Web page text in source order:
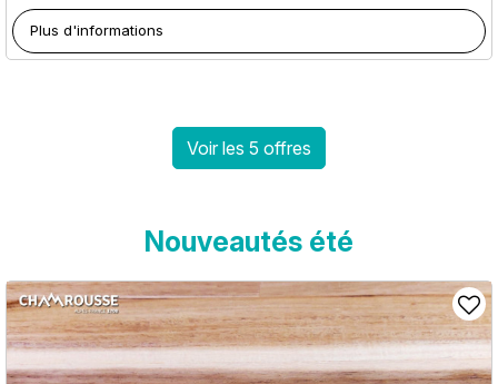
Plus d'informations
Voir les 5 offres
Nouveautés été